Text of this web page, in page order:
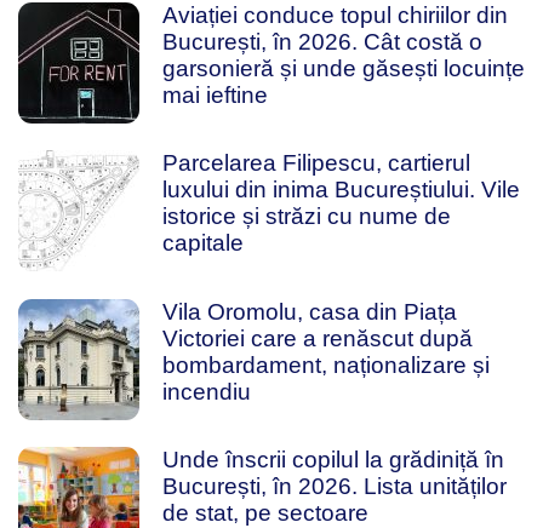
Aviației conduce topul chiriilor din
București, în 2026. Cât costă o
garsonieră și unde găsești locuințe
mai ieftine
Parcelarea Filipescu, cartierul
luxului din inima Bucureștiului. Vile
istorice și străzi cu nume de
capitale
Vila Oromolu, casa din Piața
Victoriei care a renăscut după
bombardament, naționalizare și
incendiu
Unde înscrii copilul la grădiniță în
București, în 2026. Lista unităților
de stat, pe sectoare